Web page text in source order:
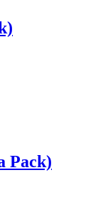
Pack)